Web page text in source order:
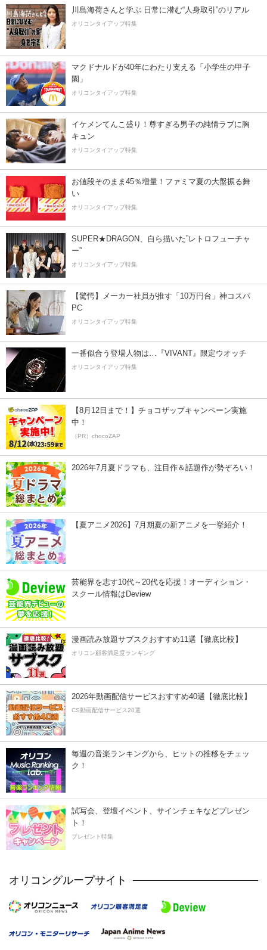
川島海荷さんと学ぶ 日常に潜む“人身取引”のリアル
オリコンタイアップ特集
マクドナルドが40年にわたり支える「小学生の甲子
園」
オリコンタイアップ特集
イケメンてんこ盛り！尊すぎる男子の純情ラブに胸
キュン
オリコンタイアップ特集
お値段そのまま45％増量！ファミマ夏の大盤振る舞
い
オリコンタイアップ特集
SUPER★DRAGON、自ら描いた”レトロフューチャ
ー”
オリコンタイアップ特集
【驚愕】メーカー社員が推す「10万円台」神コスパ
PC
オリコンタイアップ特集
一番似合う登場人物は…『VIVANT』限定ウオッチ
オリコンタイアップ特集
【8月12日まで！】チョコザップキャンペーン実施
中！
（PR）chocoZAP
2026年7月夏ドラマも、注目作＆話題作が勢ぞろい！
【夏アニメ2026】7月期夏の新アニメを一挙紹介！
芸能界を志す10代～20代を応援！オーディション・
スクール情報はDeview
漫画読み放題サブスクおすすめ11選【徹底比較】
オリコン顧客満足度ランキング
2026年動画配信サービスおすすめ40選【徹底比較】
CS動画配信サービス20選
毎週の音楽ランキングから、ヒットの推移をチェッ
ク！
試写会、登壇イベント、サインチェキなどプレゼン
ト！
プレゼント特集
オリコングループサイト